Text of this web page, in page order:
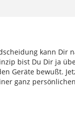
kann Dir
bist Du Dir ja
Geräte bewußt.
ganz